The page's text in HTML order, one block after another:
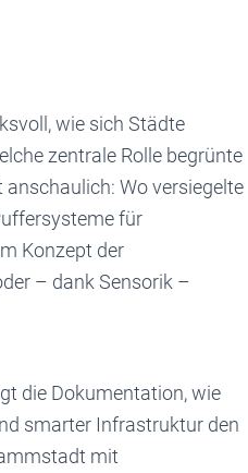
wie sich Städte
zentrale Rolle begrünte
Wo versiegelte
für
Konzept der
– dank Sensorik –
die Dokumentation, wie
smarter Infrastruktur den
mit